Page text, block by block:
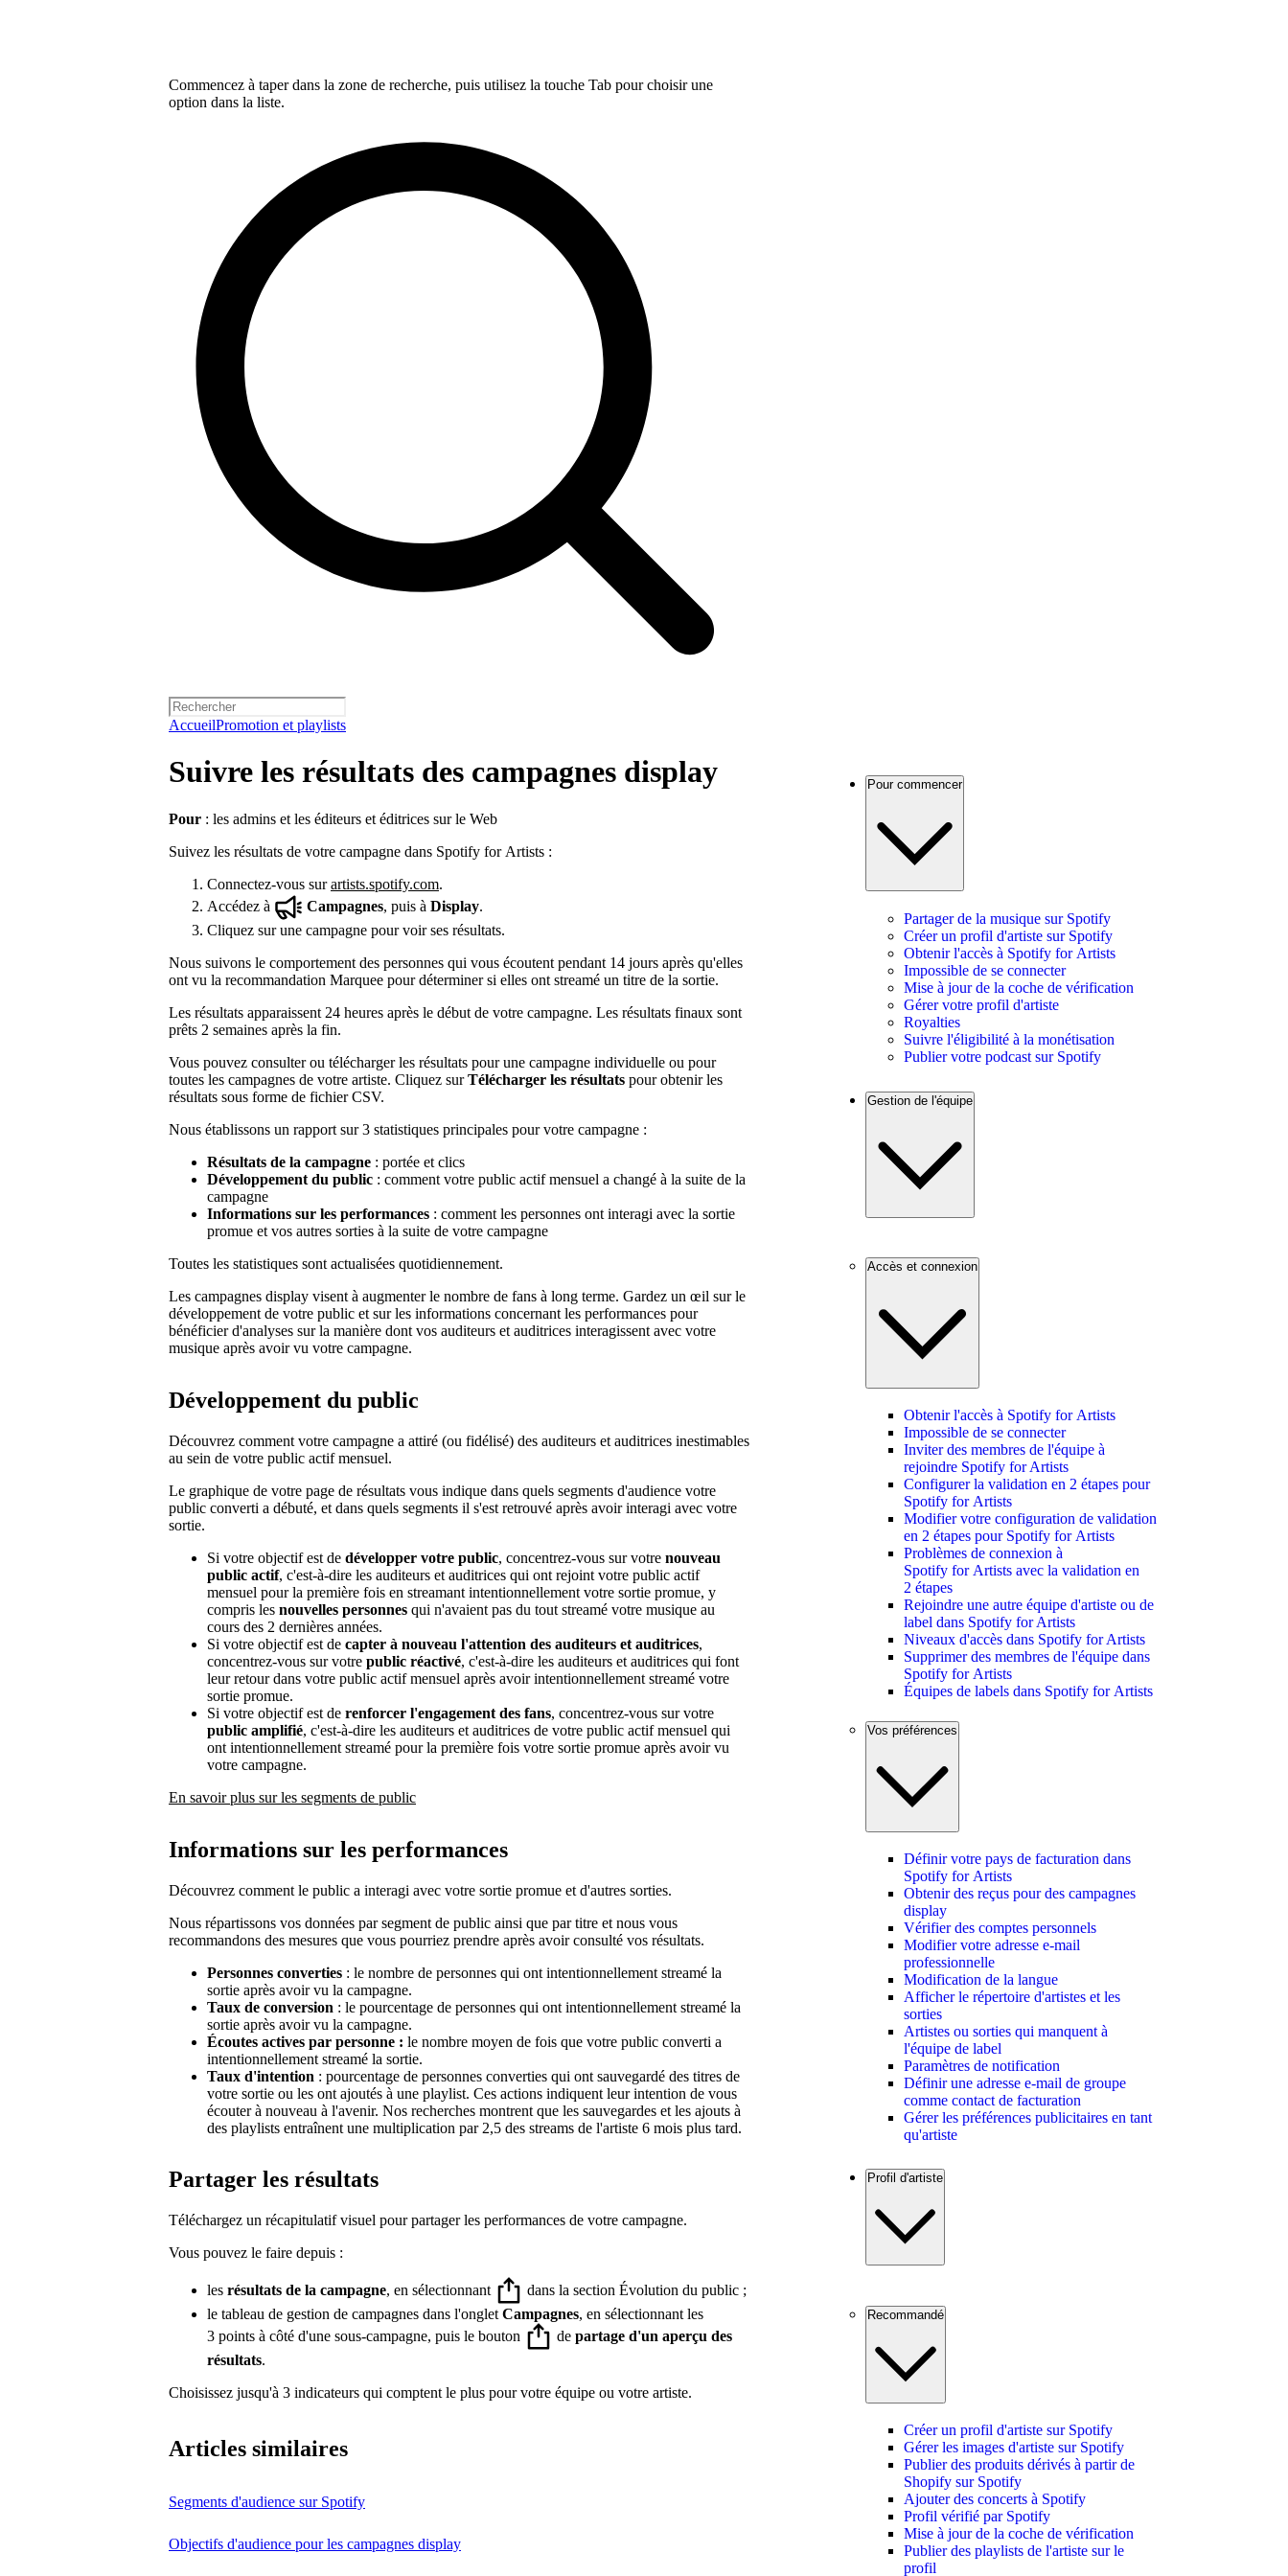
Commencez à taper dans la zone de recherche, puis utilisez la touche Tab pour choisir une
option dans la liste.
AccueilPromotion et playlists
Suivre les résultats des campagnes display
Pour : les admins et les éditeurs et éditrices sur le Web
Suivez les résultats de votre campagne dans Spotify for Artists :
Connectez-vous surartists.spotify.com.
Accédez à
Campagnes, puis à Display.
Cliquez sur une campagne pour voir ses résultats.
Nous suivons le comportement des personnes qui vous écoutent pendant 14 jours après qu'elles
ont vu la recommandation Marquee pour déterminer si elles ont streamé un titre de la sortie.
Les résultats apparaissent 24 heures après le début de votre campagne. Les résultats finaux sont
prêts 2 semaines après la fin.
Vous pouvez consulter ou télécharger les résultats pour une campagne individuelle ou pour
toutes les campagnes de votre artiste. Cliquez surTélécharger les résultats pour obtenir les
résultats sous forme de fichier CSV.
Nous établissons un rapport sur 3 statistiques principales pour votre campagne :
Résultats de la campagne : portée et clics
Développement du public : comment votre public actif mensuel a changé à la suite de la
campagne
Informations sur les performances : comment les personnes ont interagi avec la sortie
promue et vos autres sorties à la suite de votre campagne
Toutes les statistiques sont actualisées quotidiennement.
Les campagnes display visent à augmenter le nombre de fans à long terme. Gardez un œil sur le
développement de votre public et sur les informations concernant les performances pour
bénéficier d'analyses sur la manière dont vos auditeurs et auditrices interagissent avec votre
musique après avoir vu votre campagne.
Développement du public
Découvrez comment votre campagne a attiré (ou fidélisé) des auditeurs et auditrices inestimables
au sein de votre public actif mensuel.
Le graphique de votre page de résultats vous indique dans quels segments d'audience votre
public converti a débuté, et dans quels segments il s'est retrouvé après avoir interagi avec votre
sortie.
Si votre objectif est de développer votre public, concentrez-vous sur votre nouveau
public actif, c'est-à-dire les auditeurs et auditrices qui ont rejoint votre public actif
mensuel pour la première fois en streamant intentionnellement votre sortie promue, y
compris les nouvelles personnes qui n'avaient pas du tout streamé votre musique au
cours des 2 dernières années.
Si votre objectif est de capter à nouveau l'attention des auditeurs et auditrices,
concentrez-vous sur votre public réactivé, c'est-à-dire les auditeurs et auditrices qui font
leur retour dans votre public actif mensuel après avoir intentionnellement streamé votre
sortie promue.
Si votre objectif est de renforcer l'engagement des fans, concentrez-vous sur votre
public amplifié, c'est-à-dire les auditeurs et auditrices de votre public actif mensuel qui
ont intentionnellement streamé pour la première fois votre sortie promue après avoir vu
votre campagne.
En savoir plus sur les segments de public
Informations sur les performances
Découvrez comment le public a interagi avec votre sortie promue et d'autres sorties.
Nous répartissons vos données par segment de public ainsi que par titre et nous vous
recommandons des mesures que vous pourriez prendre après avoir consulté vos résultats.
Personnes converties : le nombre de personnes qui ont intentionnellement streamé la
sortie après avoir vu la campagne.
Taux de conversion : le pourcentage de personnes qui ont intentionnellement streamé la
sortie après avoir vu la campagne.
Écoutes actives par personne : le nombre moyen de fois que votre public converti a
intentionnellement streamé la sortie.
Taux d'intention : pourcentage de personnes converties qui ont sauvegardé des titres de
votre sortie ou les ont ajoutés à une playlist. Ces actions indiquent leur intention de vous
écouter à nouveau à l'avenir. Nos recherches montrent que les sauvegardes et les ajouts à
des playlists entraînent une multiplication par 2,5 des streams de l'artiste 6 mois plus tard.
Partager les résultats
Téléchargez un récapitulatif visuel pour partager les performances de votre campagne.
Vous pouvez le faire depuis :
les résultats de la campagne, en sélectionnant
dans la section Évolution du public ;
le tableau de gestion de campagnes dans l'onglet Campagnes, en sélectionnant les
3 points à côté d'une sous-campagne, puis le bouton
de partage d'un aperçu des
résultats.
Choisissez jusqu'à 3 indicateurs qui comptent le plus pour votre équipe ou votre artiste.
Articles similaires
Segments d'audience sur Spotify
Objectifs d'audience pour les campagnes display
Pour commencer
Partager de la musique sur Spotify
Créer un profil d'artiste sur Spotify
Obtenir l'accès à Spotify for Artists
Impossible de se connecter
Mise à jour de la coche de vérification
Gérer votre profil d'artiste
Royalties
Suivre l'éligibilité à la monétisation
Publier votre podcast sur Spotify
Gestion de l'équipe
Accès et connexion
Obtenir l'accès à Spotify for Artists
Impossible de se connecter
Inviter des membres de l'équipe à
rejoindre Spotify for Artists
Configurer la validation en 2 étapes pour
Spotify for Artists
Modifier votre configuration de validation
en 2 étapes pour Spotify for Artists
Problèmes de connexion à
Spotify for Artists avec la validation en
2 étapes
Rejoindre une autre équipe d'artiste ou de
label dans Spotify for Artists
Niveaux d'accès dans Spotify for Artists
Supprimer des membres de l'équipe dans
Spotify for Artists
Équipes de labels dans Spotify for Artists
Vos préférences
Définir votre pays de facturation dans
Spotify for Artists
Obtenir des reçus pour des campagnes
display
Vérifier des comptes personnels
Modifier votre adresse e-mail
professionnelle
Modification de la langue
Afficher le répertoire d'artistes et les
sorties
Artistes ou sorties qui manquent à
l'équipe de label
Paramètres de notification
Définir une adresse e-mail de groupe
comme contact de facturation
Gérer les préférences publicitaires en tant
qu'artiste
Profil d'artiste
Recommandé
Créer un profil d'artiste sur Spotify
Gérer les images d'artiste sur Spotify
Publier des produits dérivés à partir de
Shopify sur Spotify
Ajouter des concerts à Spotify
Profil vérifié par Spotify
Mise à jour de la coche de vérification
Publier des playlists de l'artiste sur le
profil